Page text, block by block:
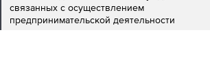
связанных с осуществлением
предпринимательской деятельности